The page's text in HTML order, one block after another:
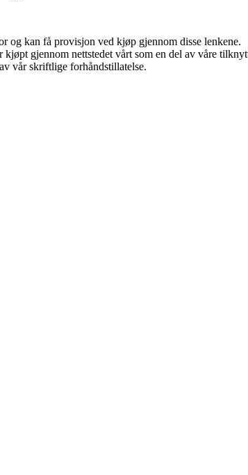
og kan få provisjon ved kjøp gjennom disse lenkene.
gjennom nettstedet vårt som en del av våre
vår skriftlige forhåndstillatelse.